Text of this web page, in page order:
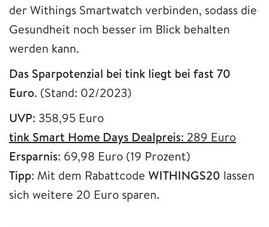
der Withings Smartwatch verbinden, sodass die
Gesundheit noch besser im Blick behalten
werden kann.
Das Sparpotenzial bei tink liegt bei fast 70
Euro. (Stand: 02/2023)
UVP: 358,95 Euro
tink Smart Home Days Dealpreis: 289 Euro
Ersparnis: 69,98 Euro (19 Prozent)
Tipp: Mit dem Rabattcode WITHINGS20 lassen
sich weitere 20 Euro sparen.